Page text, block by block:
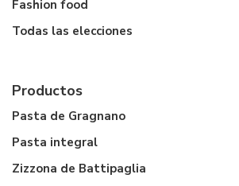
Fashion food
Todas las elecciones
Productos
Pasta de Gragnano
Pasta integral
Zizzona de Battipaglia